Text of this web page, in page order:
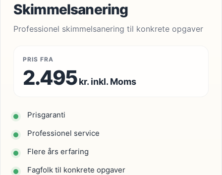
Skimmelsanering
Professionel skimmelsanering til konkrete opgaver
PRIS FRA
2.495kr. inkl. Moms
Prisgaranti
Professionel service
Flere års erfaring
Fagfolk til konkrete opgaver